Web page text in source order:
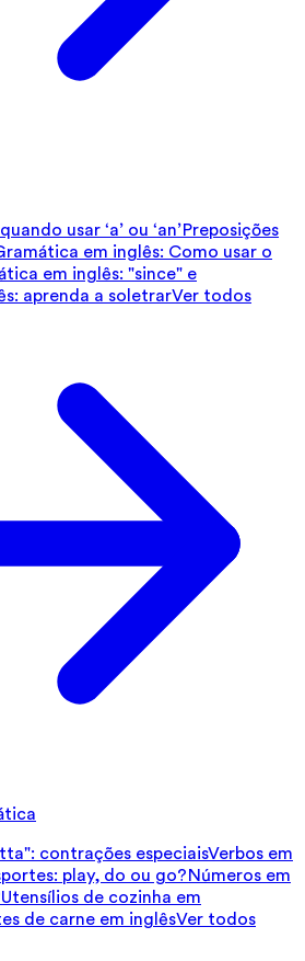
usar ‘a’ ou ‘an’Preposições
em inglês: Como usar o
em inglês: "since" e
aprenda a soletrarVer todos
contrações especiaisVerbos em
play, do ou go?Números em
Utensílios de cozinha em
de carne em inglêsVer todos